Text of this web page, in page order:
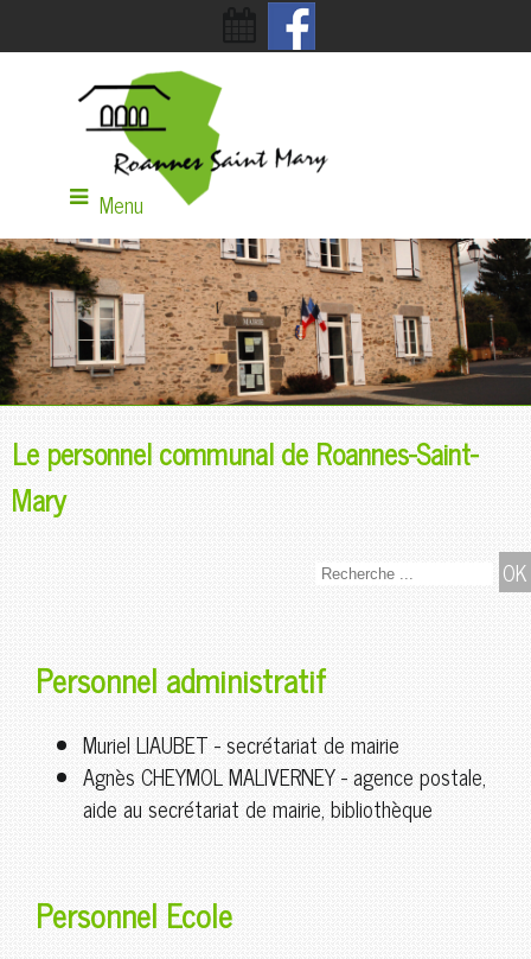
Menu
Le personnel communal de Roannes-Saint-
Mary
Personnel administratif
Muriel LIAUBET - secrétariat de mairie
Agnès CHEYMOL MALIVERNEY - agence postale,
aide au secrétariat de mairie, bibliothèque
Personnel Ecole